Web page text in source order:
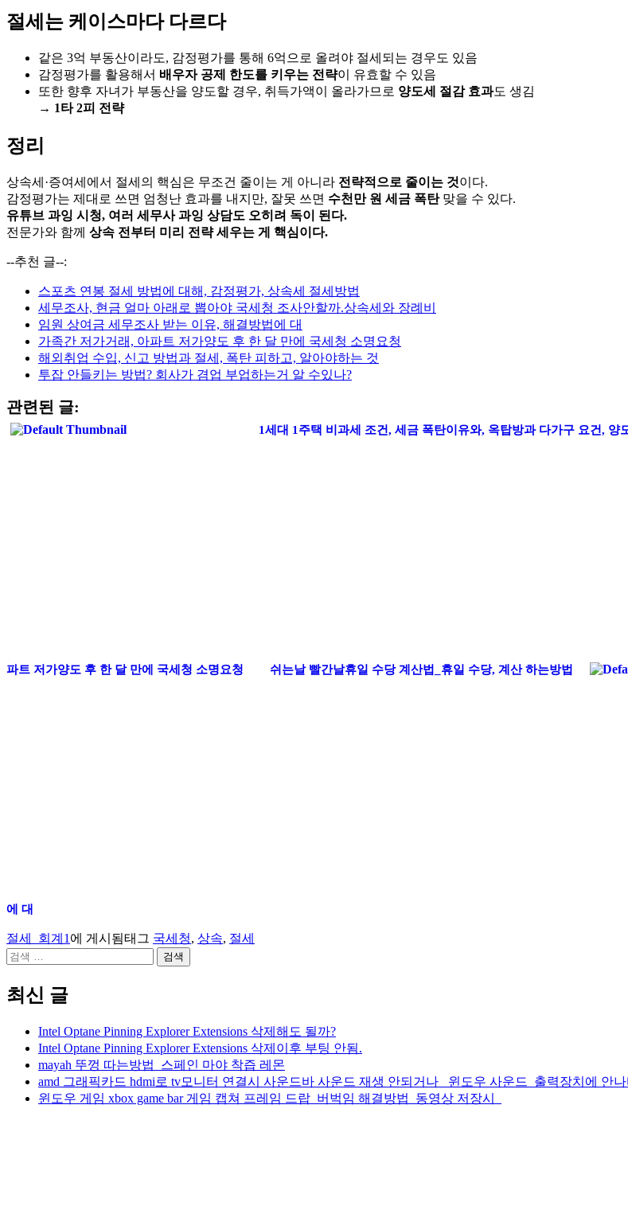
절세는 케이스마다 다르다
같은 3억 부동산이라도, 감정평가를 통해 6억으로 올려야 절세되는 경우도 있음
감정평가를 활용해서 배우자 공제 한도를 키우는 전략이 유효할 수 있음
또한 향후 자녀가 부동산을 양도할 경우, 취득가액이 올라가므로 양도세 절감 효과도 생김
→ 1타 2피 전략
정리
상속세·증여세에서 절세의 핵심은 무조건 줄이는 게 아니라 전략적으로 줄이는 것이다.
감정평가는 제대로 쓰면 엄청난 효과를 내지만, 잘못 쓰면 수천만 원 세금 폭탄맞을 수 있다.
유튜브 과잉 시청, 여러 세무사 과잉 상담도 오히려 독이 된다.
전문가와 함께 상속 전부터 미리 전략 세우는 게 핵심이다.
--추천 글--:
스포츠 연봉 절세 방법에 대해, 감정평가, 상속세 절세방법
세무조사, 현금 얼마 아래로 뽑아야 국세청 조사안할까.상속세와 장례비
임원 상여금 세무조사 받는 이유, 해결방법에 대
가족간 저가거래, 아파트 저가양도 후 한 달 만에 국세청 소명요청
해외취업 수입, 신고 방법과 절세, 폭탄 피하고, 알아야하는 것
투잡 안들키는 방법? 회사가 겸업 부업하는거 알 수있나?
관련된 글:
1세대 1주택 비과세 조건, 세금 폭탄이유와, 옥탑방과 다가구 요건, 양
파트 저가양도 후 한 달 만에 국세청 소명요청 쉬는날 빨간날휴일 수당 계산법_휴일 수당, 계산 하는방법
에 대
절세_회계1 에 게시됨태그 국세청, 상속, 절세
검
최신 글
Intel Optane Pinning Explorer Extensions 삭제해도 될까?
Intel Optane Pinning Explorer Extensions 삭제이후 부팅 안됨.
mayah 뚜껑 따는방법_스페인 마야 착즙 레몬
amd 그래픽카드 hdmi로 tv모니터 연결시 사운드바 사운드 재생 안되거나_ 윈도우 사운드_출력장치에 안나
윈도우 게임 xbox game bar 게임 캡쳐 프레임 드랍_버벅임 해결방법_동영상 저장시_